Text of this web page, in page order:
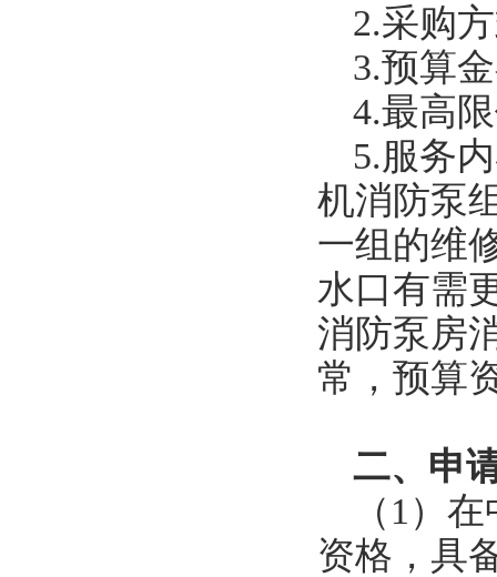
2.采购
3.预算
4.最高
5.服务
机消防泵
一组的维
水口有需
消防泵房
常，预算
二、申
（1）
资格，具